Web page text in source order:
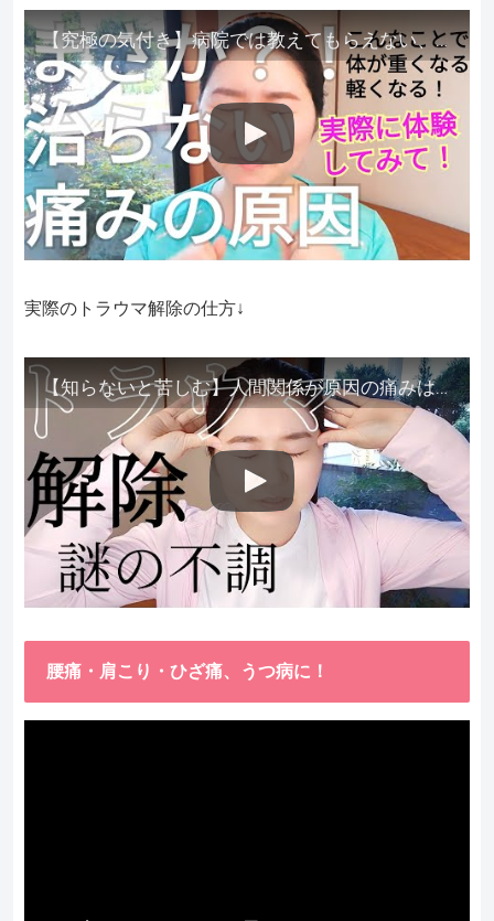
【究極の気付き】病院では教えてもらえない、その長年悩んできた痛み、症状、どうして治らないのか？痛みの正体、実際に今すぐ試して知ってほしい。
実際のトラウマ解除の仕方↓
【知らないと苦しむ】人間関係が原因の痛みはトラウマ解除が必須。病院に行っても原因不明で治らない不調はこれをしてからケアしてみてください。
腰痛・肩こり・ひざ痛、うつ病に！